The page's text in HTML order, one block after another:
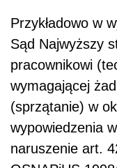
Przykładowo w
Sąd Najwyższy
pracownikowi
wymagającej
(sprzątanie) w
wypowiedzenia
naruszenie art.